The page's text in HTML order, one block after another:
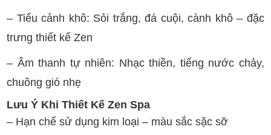
– Tiểu cảnh khô: Sỏi trắng, đá cuội, cành khô – đặc
trưng thiết kế Zen
– Âm thanh tự nhiên: Nhạc thiền, tiếng nước chảy,
chuông gió nhẹ
Lưu Ý Khi Thiết Kế Zen Spa
– Hạn chế sử dụng kim loại – màu sắc sặc sỡ